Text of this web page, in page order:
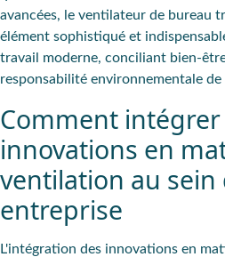
avancées, le ventilateur de bureau
élément sophistiqué et
travail moderne, conciliant bien-
responsabilité environnementale
Comment intégrer
innovations en
ventilation au sein
entreprise
L'intégration des innovations en